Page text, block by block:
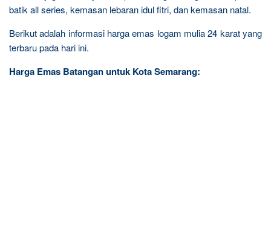
batik all series, kemasan lebaran idul fitri, dan kemasan natal.
Berikut adalah informasi harga emas logam mulia 24 karat yang
terbaru pada hari ini.
Harga Emas Batangan untuk Kota Semarang: